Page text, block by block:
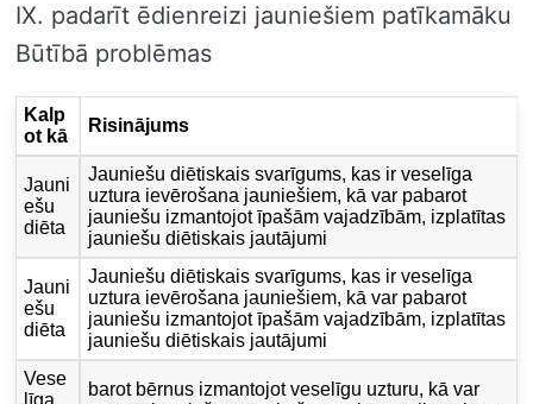
IX. padarīt ēdienreizi jauniešiem patīkamāku
Būtībā problēmas
Kalp
ot kā
Risinājums
Jauni
ešu
diēta
Jauniešu diētiskais svarīgums, kas ir veselīga
uztura ievērošana jauniešiem, kā var pabarot
jauniešu izmantojot īpašām vajadzībām, izplatītas
jauniešu diētiskais jautājumi
Jauni
ešu
diēta
Jauniešu diētiskais svarīgums, kas ir veselīga
uztura ievērošana jauniešiem, kā var pabarot
jauniešu izmantojot īpašām vajadzībām, izplatītas
jauniešu diētiskais jautājumi
Vese
barot bērnus izmantojot veselīgu uzturu, kā var